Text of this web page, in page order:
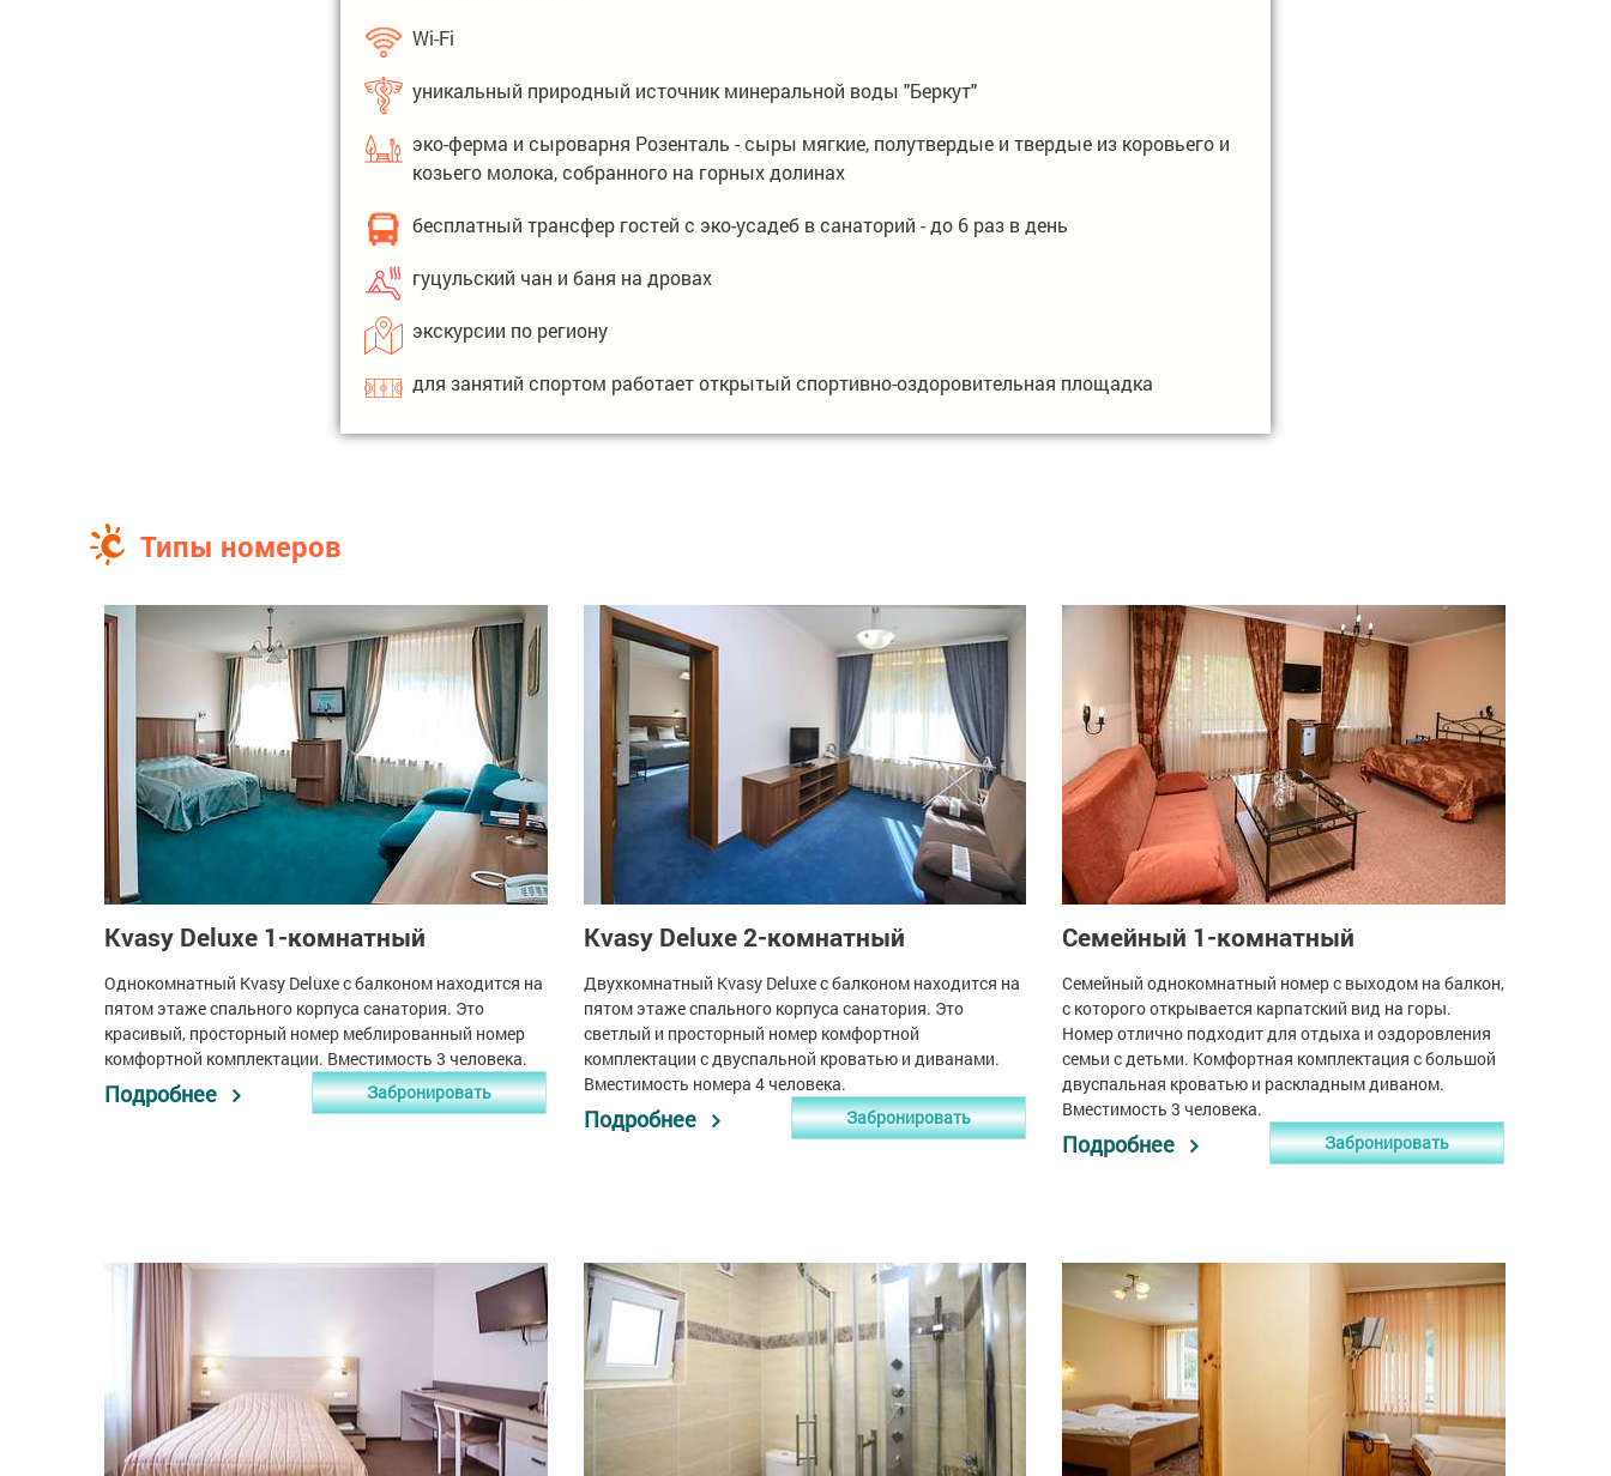
Wi-Fi
уникальный природный источник минеральной воды "Беркут"
эко-ферма и сыроварня Розенталь - сыры мягкие, полутвердые и твердые из коровьего и
козьего молока, собранного на горных долинах
бесплатный трансфер гостей с эко-усадеб в санаторий - до 6 раз в день
гуцульский чан и баня на дровах
экскурсии по региону
для занятий спортом работает открытый спортивно-оздоровительная площадка
Типы номеров
Kvasy Deluxe 1-комнатный
Однокомнатный Kvasy Deluxe с балконом находится на
пятом этаже спального корпуса санатория. Это
красивый, просторный номер меблированный номер
комфортной комплектации. Вместимость 3 человека.
Подробнее Забронировать
Kvasy Deluxe 2-комнатный
Двухкомнатный Kvasy Deluxe с балконом находится на
пятом этаже спального корпуса санатория. Это
светлый и просторный номер комфортной
комплектации с двуспальной кроватью и диванами.
Вместимость номера 4 человека.
Подробнее Забронировать
Семейный 1-комнатный
Семейный однокомнатный номер с выходом на балкон,
с которого открывается карпатский вид на горы.
Номер отлично подходит для отдыха и оздоровления
семьи с детьми. Комфортная комплектация с большой
двуспальная кроватью и раскладным диваном.
Вместимость 3 человека.
Подробнее Забронировать